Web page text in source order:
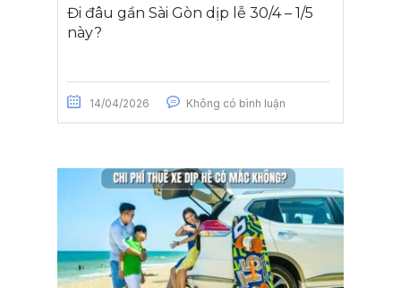
Đi đâu gần Sài Gòn dịp lễ 30/4 – 1/5
này?
14/04/2026 Không có bình luận